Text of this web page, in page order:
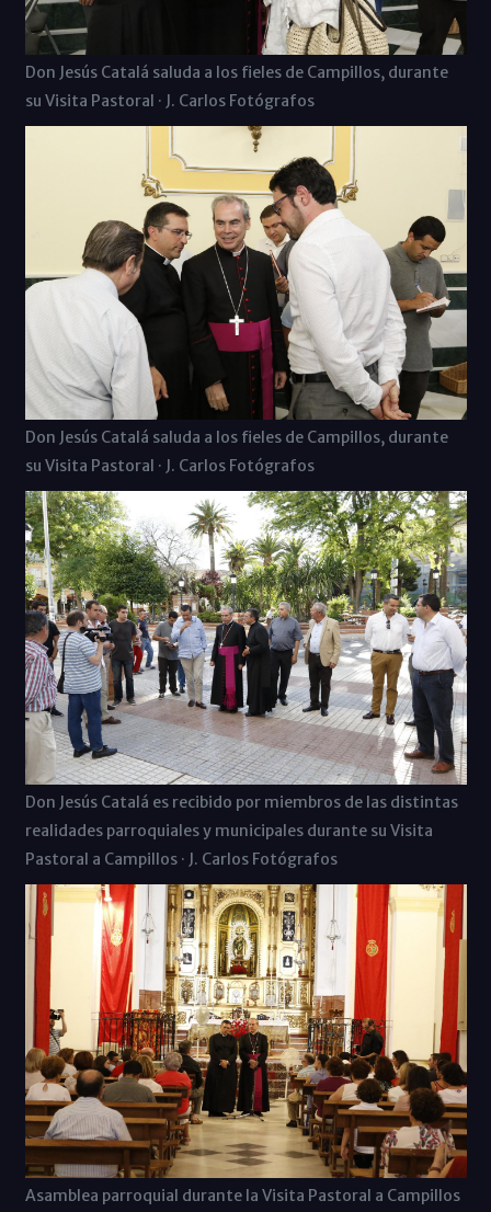
Don Jesús Catalá saluda a los fieles de Campillos, durante
su Visita Pastoral · J. Carlos Fotógrafos
Don Jesús Catalá saluda a los fieles de Campillos, durante
su Visita Pastoral · J. Carlos Fotógrafos
Don Jesús Catalá es recibido por miembros de las distintas
realidades parroquiales y municipales durante su Visita
Pastoral a Campillos · J. Carlos Fotógrafos
Asamblea parroquial durante la Visita Pastoral a Campillos